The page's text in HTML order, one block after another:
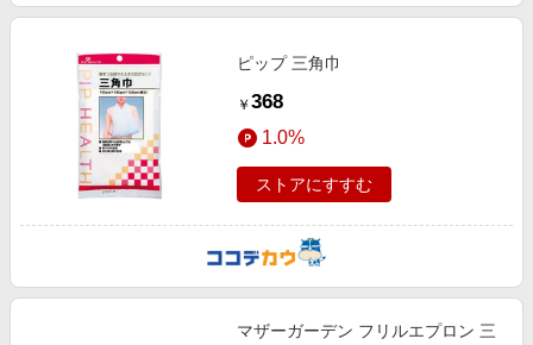
ピップ 三角巾
￥ 368
1.0%
ストアにすすむ
マザーガーデン フリルエプロン 三